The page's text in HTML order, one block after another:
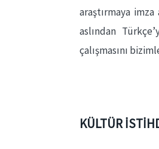
araştırmaya
aslından
çalışmasını
KÜLTÜR